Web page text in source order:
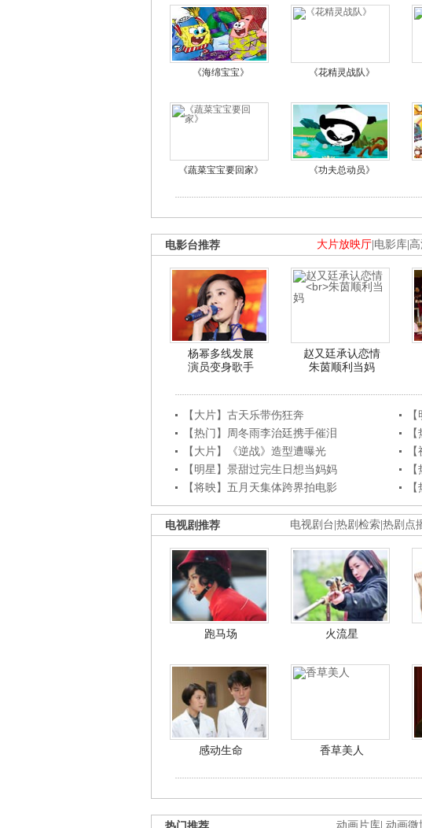
《海绵宝宝》 《花精灵战队》
《蔬菜宝宝要回家》 《功夫总动员》
大片放映厅 电影库
电影台推荐
杨幂多线发展
演员变身歌手
赵又廷承认恋情
朱茵顺利当妈
【大片】古天乐带伤狂奔
【热门】周冬雨李治廷携手催泪
【大片】《逆战》造型遭曝光
【明星】景甜过完生日想当妈妈
【将映】五月天集体跨界拍电影
电视剧台 热剧检索 热剧点
电视剧推荐
跑马场 火流星
感动生命 香草美人
动画片库 动画微